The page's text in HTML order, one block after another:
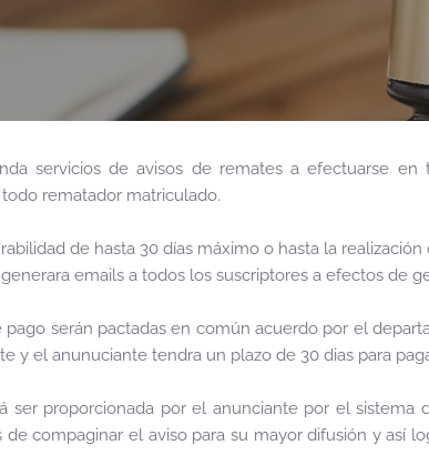
servicios de avisos de remates a efectuarse
rematador matriculado.
de hasta 30 días máximo o hasta la realización
emails a todos los suscriptores a efectos de
pago serán pactadas en común acuerdo por el
y el anunuciante tendra un plazo de 30 dias para
ser proporcionada por el anunciante por el
compaginar el aviso para su mayor difusión y así